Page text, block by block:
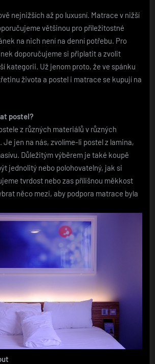
nejnižších až po luxusní. Matrace v nižší
většinou pro příležitostné
na nich není na denní potřebu. Pro
doporučujeme si připlatit a zvolit
kategorii. Už jenom proto, že ve spánku
života a postel i matrace se kupují na
postel?
z různých materiálů v různých
Je jen na nás, zvolíme-li postel z lamina,
Důležitým výběrem je také koupě
jednolitý nebo polohovatelný, jak si
tvrdost nebo zas přílišnou měkkost
něco mezi, aby podpora matrace byla